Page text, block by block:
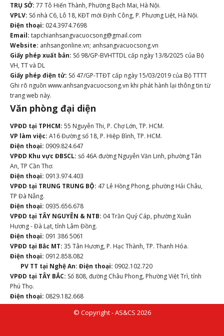
TRỤ SỞ: 77 Tô Hiến Thành, Phường Bạch Mai, Hà Nội.
VPLV: Số nhà C6, Lô 18, KĐT mới Định Công, P. Phương Liệt, Hà Nội.
Điện thoại: 024.3974.7698
Email: tapchianhsangvacuocsong@gmail.com
Website: anhsangonline.vn; anhsangvacuocsong.vn
Giấy phép xuất bản: Số 98/GP-BVHTTDL cấp ngày 13/8/2025 của Bộ
VH, TT và DL
Giấy phép điện tử: Số 47/GP-TTĐT cấp ngày 15/03/2019 của Bộ TTTT
Ghi rõ nguồn www.anhsangvacuocsong.vn khi phát hành lại thông tin từ
trang web này.
Văn phòng đại diện
VPĐD tại TPHCM: 55 Nguyễn Thi, P. Chợ Lớn, TP. HCM.
VP làm việc: A16 Đường số 18, P. Hiệp Bình, TP. HCM.
Điện thoại: 0909.824.647
VPĐD Khu vực ĐBSCL: số 46A đường Nguyễn Văn Linh, phường Tân
An, TP Cần Thơ.
Điện thoại: 0913.974.403
VPĐD tại TRUNG TRUNG BỘ: 47 Lê Hồng Phong, phường Hải Châu,
TP Đà Nẵng.
Điện thoại: 0935.656.678
VPĐD tại TÂY NGUYÊN & NTB: 04 Trần Quý Cáp, phường Xuân
Hương - Đà Lạt, tỉnh Lâm Đồng.
Điện thoại: 091 386 5061
VPĐD tại Bắc MT: 35 Tân Hương, P. Hạc Thành, TP. Thanh Hóa.
Điện thoại: 0912.858.082
PV TT tại Nghệ An: Điện thoại: 0902.102.720
VPĐD tại TÂY BẮC: Số 808, đường Châu Phong, Phường Việt Trì, tỉnh
Phú Thọ.
Điện thoại: 0829.182.668
© Copyright - AS&CS 2026